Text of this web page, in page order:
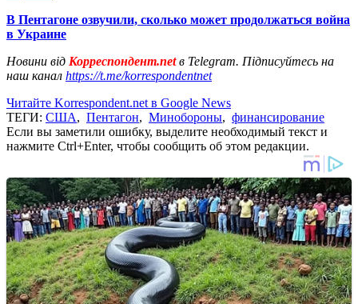
В Пентагоне озвучили, сколько может продолжаться война
в Украине
Новини від Корреспондент.netв Telegram. Підписуйтесь на
наш канал https://t.me/korrespondentnet
Читайте Korrespondent.net в Google News
ТЕГИ: США, Пентагон, Минобороны, финансирование
Если вы заметили ошибку, выделите необходимый текст и
нажмите Ctrl+Enter, чтобы сообщить об этом редакции.